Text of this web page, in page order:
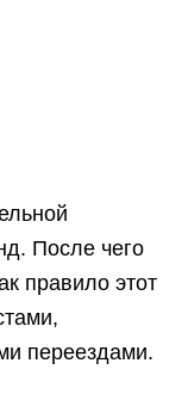
После чего
правило этот
переездами.